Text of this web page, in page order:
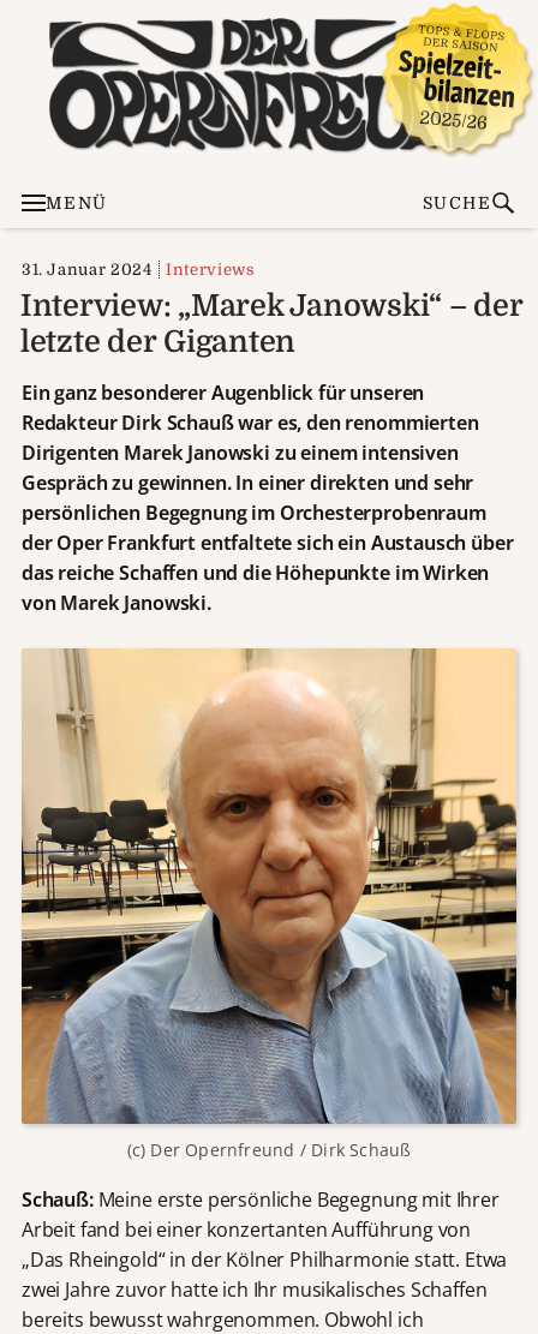
MENÜ SUCHE
31. Januar 2024 Interviews
Interview: „Marek Janowski“ – der
letzte der Giganten
Ein ganz besonderer Augenblick für unseren
Redakteur Dirk Schauß war es, den renommierten
Dirigenten Marek Janowski zu einem intensiven
Gespräch zu gewinnen. In einer direkten und sehr
persönlichen Begegnung im Orchesterprobenraum
der Oper Frankfurt entfaltete sich ein Austausch über
das reiche Schaffen und die Höhepunkte im Wirken
von Marek Janowski.
(c) Der Opernfreund / Dirk Schauß
Schauß:Meine erste persönliche Begegnung mit Ihrer
Arbeit fand bei einer konzertanten Aufführung von
„Das Rheingold“ in der Kölner Philharmonie statt. Etwa
zwei Jahre zuvor hatte ich Ihr musikalisches Schaffen
bereits bewusst wahrgenommen. Obwohl ich